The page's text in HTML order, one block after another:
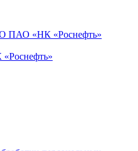
ПАО «НК «Роснефть»